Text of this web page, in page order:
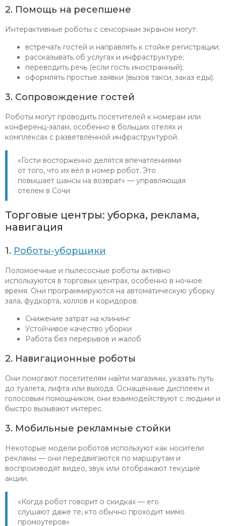
2. Помощь на ресепшене
Интерактивные роботы с сенсорным экраном могут:
встречать гостей и направлять к стойке регистрации;
рассказывать об услугах и инфраструктуре;
переводить речь (если гость иностранный);
оформлять простые заявки (вызов такси, заказ еды).
3. Сопровождение гостей
Роботы могут проводить посетителей к номерам или
конференц-залам, особенно в больших отелях и
комплексах с разветвлённой инфраструктурой.
«Гости восторженно делятся впечатлениями
от того, что их вёл в номер робот. Это
повышает шансы на возврат» — управляющая
отелем в Сочи
Торговые центры: уборка, реклама,
навигация
1. Роботы-уборщики
Поломоечные и пылесосные роботы активно
используются в торговых центрах, особенно в ночное
время. Они программируются на автоматическую уборку
зала, фудкорта, холлов и коридоров.
Снижение затрат на клининг
Устойчивое качество уборки
Работа без перерывов и жалоб
2. Навигационные роботы
Они помогают посетителям найти магазины, указать путь
до туалета, лифта или выхода. Оснащённые дисплеем и
голосовым помощником, они взаимодействуют с людьми и
быстро вызывают интерес.
3. Мобильные рекламные стойки
Некоторые модели роботов используют как носители
рекламы — они передвигаются по маршрутам и
воспроизводят видео, звук или отображают текущие
акции.
«Когда робот говорит о скидках — его
слушают даже те, кто обычно проходит мимо
промоутеров»